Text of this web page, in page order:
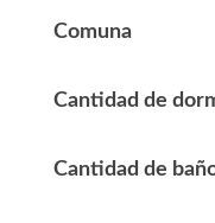
Comuna
Cantidad de
Cantidad de